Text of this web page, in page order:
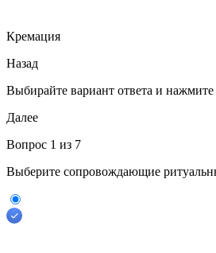
Кремация
Назад
Выбирайте вариант ответа и нажмите
Далее
Вопрос 1 из 7
Выберите сопровождающие